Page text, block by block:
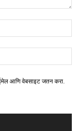
ईमेल आणि वेबसाइट जतन करा.